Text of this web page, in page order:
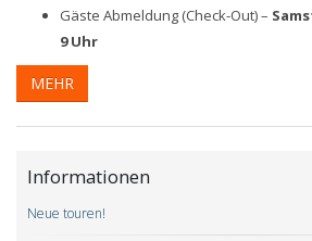
Gäste Abmeldung (Check-Out) –
9 Uhr
MEHR
Informationen
Neue touren!